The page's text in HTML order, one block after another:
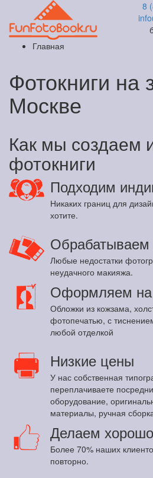
8
Главная
Фотокниги на
Москве
Как мы создаем
фотокниги
Подходим
Никаких границ для
хотите.
Любые недостатки
неудачного макияжа.
Оформляем на
Обложки из кожзама,
фотопечатью, с
любой отделкой
Низкие цены
У нас собственная
переплачиваете
оборудование,
материалы, ручная
Делаем хорошо
Более 70% наших
повторно.